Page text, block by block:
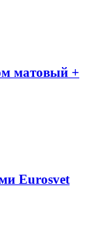
матовый +
Eurosvet